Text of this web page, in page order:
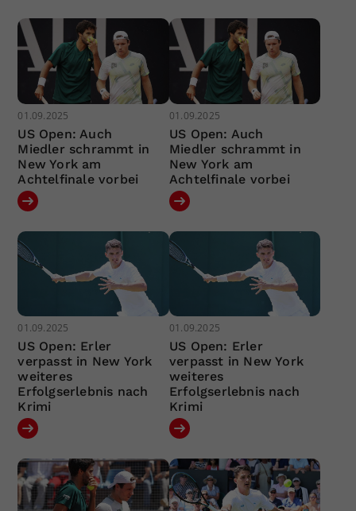
01.09.2025
US Open: Auch
Miedler schrammt in
New York am
Achtelfinale vorbei
01.09.2025
US Open: Auch
Miedler schrammt in
New York am
Achtelfinale vorbei
01.09.2025
US Open: Erler
verpasst in New York
weiteres
Erfolgserlebnis nach
Krimi
01.09.2025
US Open: Erler
verpasst in New York
weiteres
Erfolgserlebnis nach
Krimi